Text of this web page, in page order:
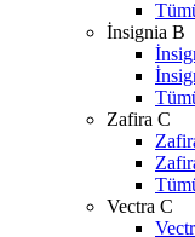
İnsignia B
Zafira C
Vectra C